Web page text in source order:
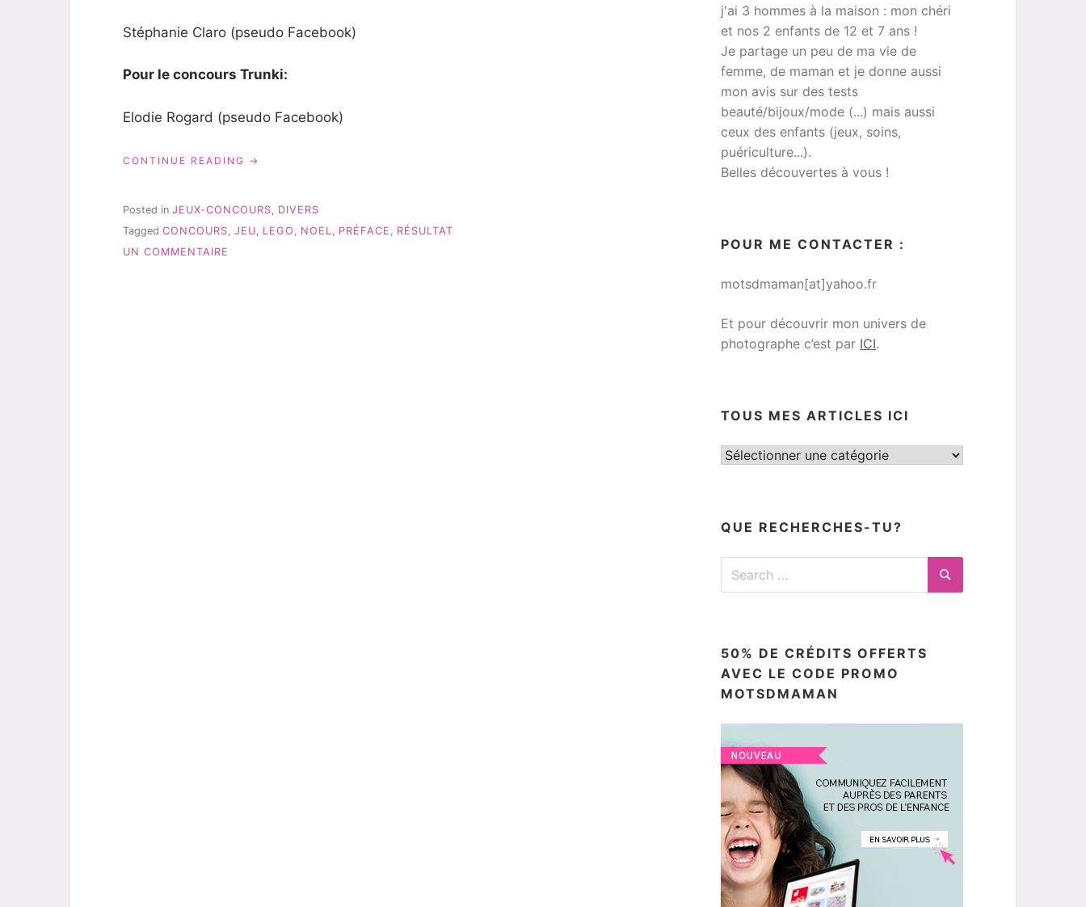
Stéphanie Claro (pseudo Facebook)
Pour le concours Trunki:
Elodie Rogard (pseudo Facebook)
CONTINUE READING « GAGNANTS
DE
2019 »
Posted in JEUX-CONCOURS
DIVERS
Tagged CONCOURS, JEU, LEGO , NOEL, PRÉFACE , RÉSULTAT
UN COMMENTAIRE
j'ai 3 hommes à la maison : mon chéri
et nos 2 enfants de 12 et 7 ans !
Je partage un peu de ma vie de
femme, de maman et je donne aussi
mon avis sur des tests
beauté/bijoux/mode (...) mais aussi
ceux des enfants (jeux, soins,
puériculture...).
Belles découvertes à vous !
POUR ME CONTACTER :
motsdmaman[at]yahoo.fr
Et pour découvrir mon univers de
photographe c’est par ICI.
TOUS MES ARTICLES ICI
Tous
QUE RECHERCHES-TU?
Search
Search
50% DE CRÉDITS OFFERTS
AVEC LE CODE PROMO
MOTSDMAMAN